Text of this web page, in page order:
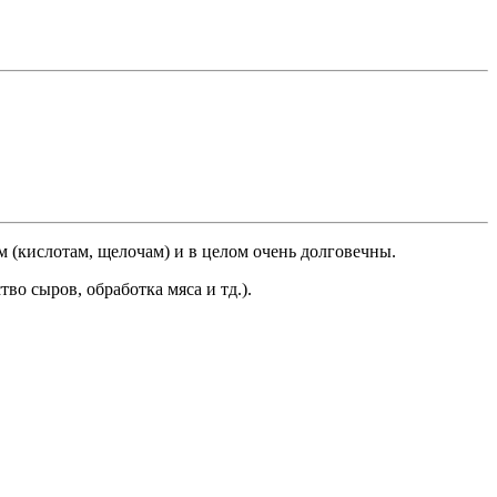
(кислотам, щелочам) и в целом очень долговечны.
сыров, обработка мяса и тд.).